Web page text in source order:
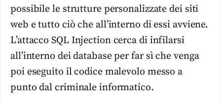
possibile le strutture personalizzate dei siti
web e tutto ciò che all’interno di essi avviene.
L’attacco SQL Injection cerca di infilarsi
all’interno dei database per far sì che venga
poi eseguito il codice malevolo messo a
punto dal criminale informatico.